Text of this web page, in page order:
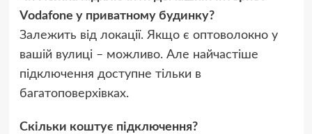
Vodafone у приватному будинку?
Залежить від локації. Якщо є оптоволокно у
вашій вулиці – можливо. Але найчастіше
підключення доступне тільки в
багатоповерхівках.
Скільки коштує підключення?